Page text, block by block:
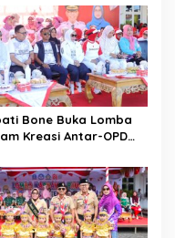
Bone Buka Lomba
Kreasi Antar-OPD